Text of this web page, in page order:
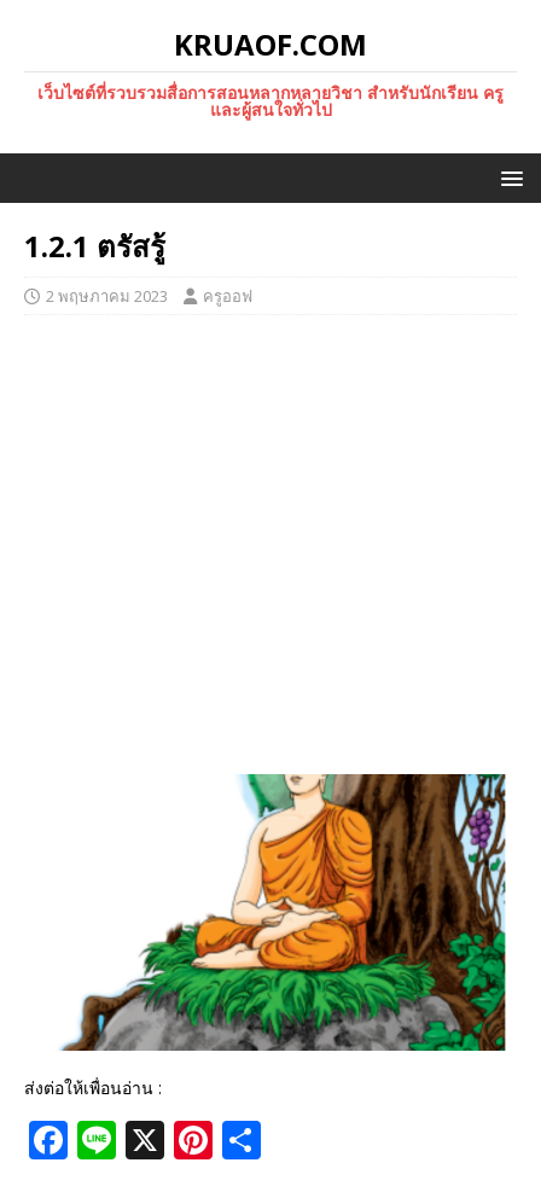
KRUAOF.COM
เว็บไซต์ที่รวบรวมสื่อการสอนหลากหลายวิชา สำหรับนักเรียน ครู
และผู้สนใจทั่วไป
1.2.1 ตรัสรู้
2 พฤษภาคม 2023 ครูออฟ
ส่งต่อให้เพื่อนอ่าน :
F Li X Pi